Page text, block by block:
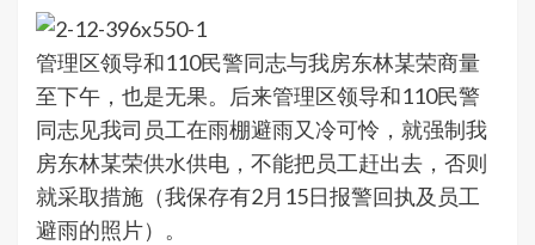
管理区领导和110民警同志与我房东林某荣商量
至下午，也是无果。后来管理区领导和110民警
同志见我司员工在雨棚避雨又冷可怜，就强制我
房东林某荣供水供电，不能把员工赶出去，否则
就采取措施（我保存有2月15日报警回执及员工
避雨的照片）。